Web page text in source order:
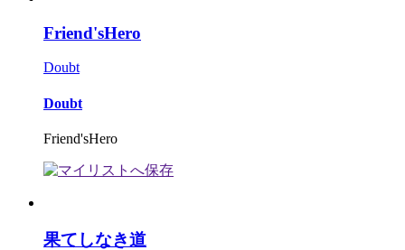
Friend'sHero
Doubt
Doubt
Friend'sHero
果てしなき道